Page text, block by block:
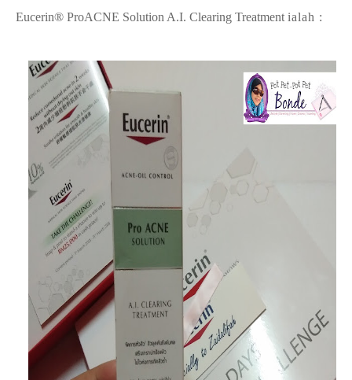
Eucerin® ProACNE Solution A.I. Clearing Treatment ialah :